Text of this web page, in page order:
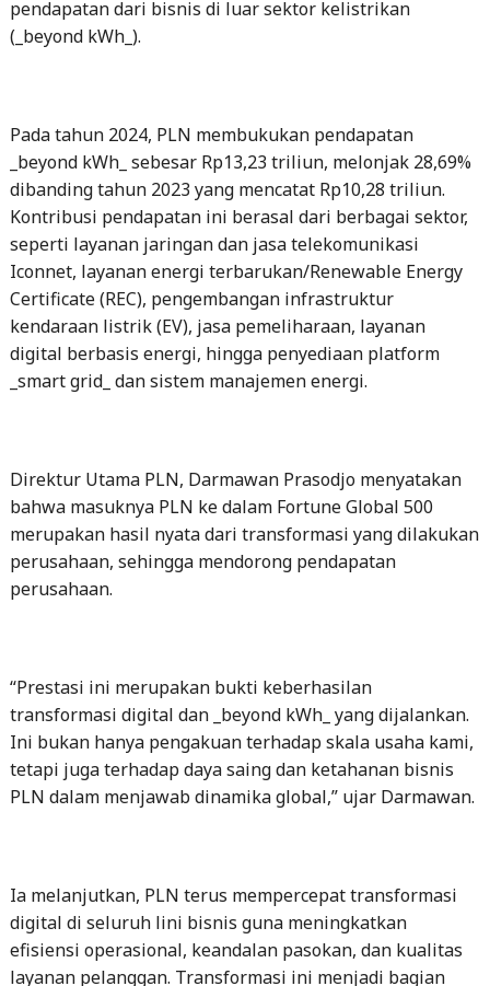
pendapatan dari bisnis di luar sektor kelistrikan
(_beyond kWh_).
Pada tahun 2024, PLN membukukan pendapatan
_beyond kWh_ sebesar Rp13,23 triliun, melonjak 28,69%
dibanding tahun 2023 yang mencatat Rp10,28 triliun.
Kontribusi pendapatan ini berasal dari berbagai sektor,
seperti layanan jaringan dan jasa telekomunikasi
Iconnet, layanan energi terbarukan/Renewable Energy
Certificate (REC), pengembangan infrastruktur
kendaraan listrik (EV), jasa pemeliharaan, layanan
digital berbasis energi, hingga penyediaan platform
_smart grid_ dan sistem manajemen energi.
Direktur Utama PLN, Darmawan Prasodjo menyatakan
bahwa masuknya PLN ke dalam Fortune Global 500
merupakan hasil nyata dari transformasi yang dilakukan
perusahaan, sehingga mendorong pendapatan
perusahaan.
“Prestasi ini merupakan bukti keberhasilan
transformasi digital dan _beyond kWh_ yang dijalankan.
Ini bukan hanya pengakuan terhadap skala usaha kami,
tetapi juga terhadap daya saing dan ketahanan bisnis
PLN dalam menjawab dinamika global,” ujar Darmawan.
Ia melanjutkan, PLN terus mempercepat transformasi
digital di seluruh lini bisnis guna meningkatkan
efisiensi operasional, keandalan pasokan, dan kualitas
layanan pelanggan. Transformasi ini menjadi bagian